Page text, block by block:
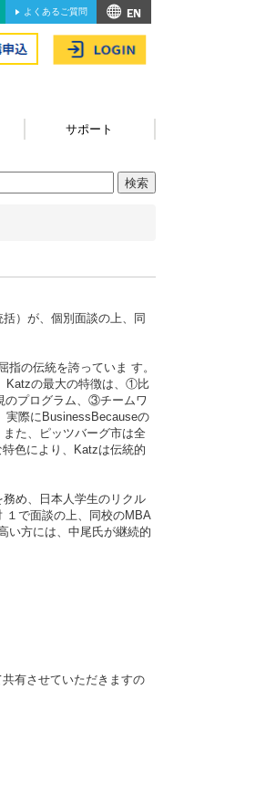
よくあるご質問
サポート
）が、個別面談の上、同
の伝統を誇っていま す。
Katzの最大の特徴は、①比
のプログラム、③チームワ
実際にBusinessBecauseの
た、ピッツバーグ市は全
色により、Katzは伝統的
め、日本人学生のリクル
１で面談の上、同校のMBA
い方には、中尾氏が継続的
有させていただきますの